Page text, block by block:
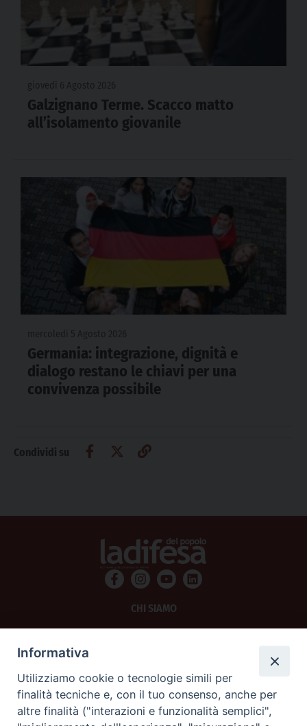
Galzignano Terme. Scacco matto
all’isolamento giovanile
Germania: integrazione, dignità e
dialogo restano le chiavi per una
convivenza possibile
Condividi su
CHI SIAMO
SCRIVICI
Informativa
Utilizziamo cookie o tecnologie simili per
finalità tecniche e, con il tuo consenso, anche per
altre finalità ("interazioni e funzionalità semplici",